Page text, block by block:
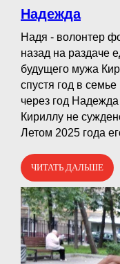
Надежда
Надя - волонтер
назад на раздаче
будущего мужа
спустя год в
через год
Кириллу не
Летом 2025 года
ЧИТАТЬ ДАЛЬШЕ